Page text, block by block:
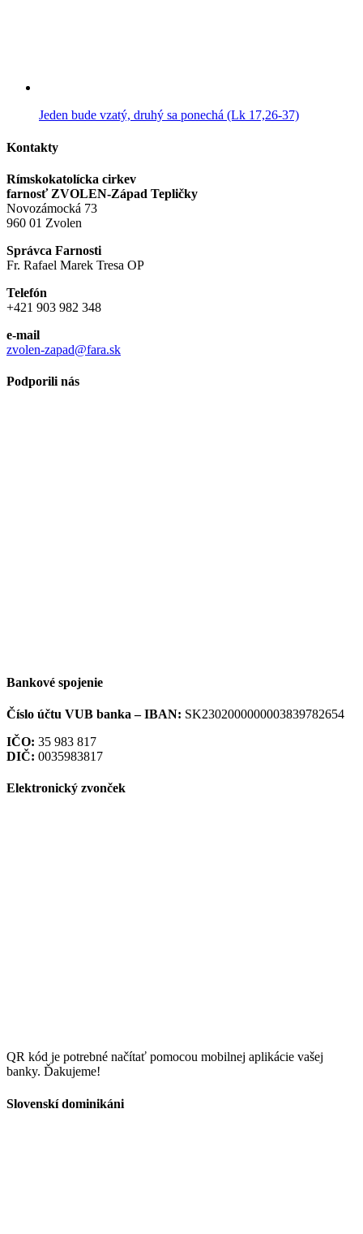
Jeden bude vzatý, druhý sa ponechá (Lk 17,26-37)
Kontakty
Rímskokatolícka cirkev
farnosť ZVOLEN-Západ Tepličky
Novozámocká 73
960 01 Zvolen
Správca Farnosti
Fr. Rafael Marek Tresa OP
Telefón
+421 903 982 348
e-mail
zvolen-zapad@fara.sk
Podporili nás
Bankové spojenie
Číslo účtu VUB banka –IBAN: SK2302000000003839782654
IČO: 35 983 817
DIČ: 0035983817
Elektronický zvonček
QR kód je potrebné načítať pomocou mobilnej aplikácie vašej
banky. Ďakujeme!
Slovenskí dominikáni